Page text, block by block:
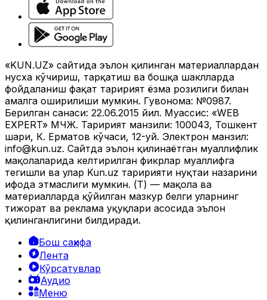
«KUN.UZ» сайтида эълон қилинган материаллардан
нусха кўчириш, тарқатиш ва бошқа шаклларда
фойдаланиш фақат таҳририят ёзма розилиги билан
амалга оширилиши мумкин. Гувоҳнома: №0987.
Берилган санаси: 22.06.2015 йил. Муассис: «WEB
EXPERT» МЧЖ. Таҳририят манзили: 100043, Тошкент
шаҳри, К. Ерматов кўчаси, 12-уй. Электрон манзил:
info@kun.uz. Сайтда эълон қилинаётган муаллифлик
мақолаларида келтирилган фикрлар муаллифга
тегишли ва улар Kun.uz таҳририяти нуқтаи назарини
ифода этмаслиги мумкин. (Т) — мақола ва
материалларда қўйилган мазкур белги уларнинг
тижорат ва реклама ҳуқуқлари асосида эълон
қилинганлигини билдиради.
Бош саҳифа
Лента
Кўрсатувлар
Аудио
Меню